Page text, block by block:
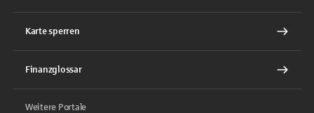
Karte sperren
Finanzglossar
Weitere Portale